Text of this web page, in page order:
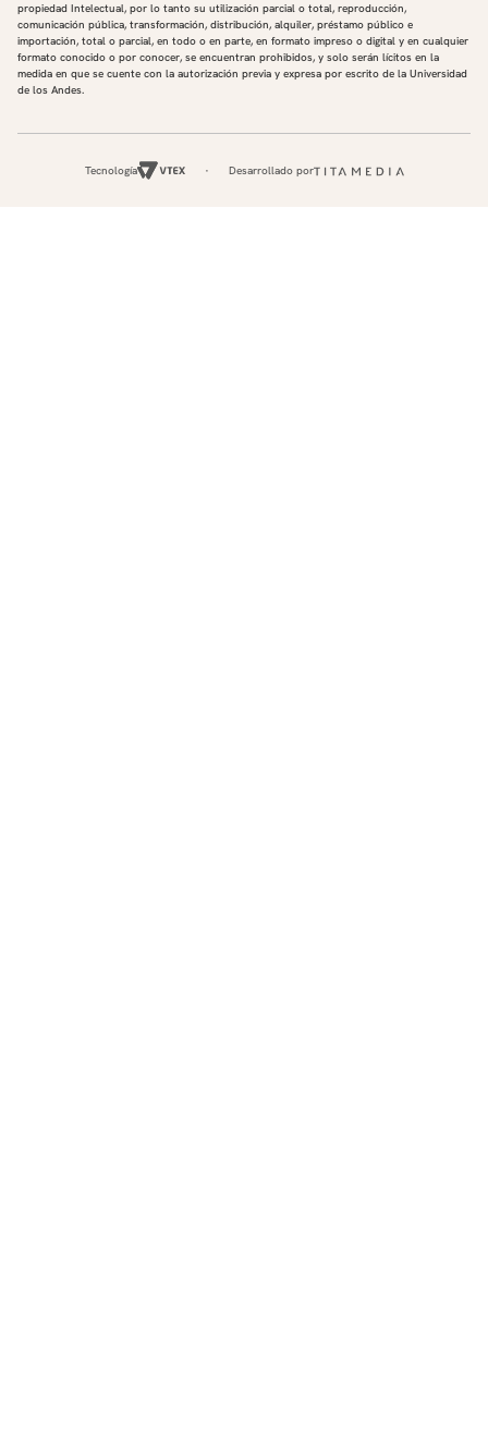
propiedad Intelectual, por lo tanto su utilización parcial o total, reproducción,
comunicación pública, transformación, distribución, alquiler, préstamo público e
importación, total o parcial, en todo o en parte, en formato impreso o digital y en cualquier
formato conocido o por conocer, se encuentran prohibidos, y solo serán lícitos en la
medida en que se cuente con la autorización previa y expresa por escrito de la Universidad
de los Andes.
Tecnología Desarrollado por